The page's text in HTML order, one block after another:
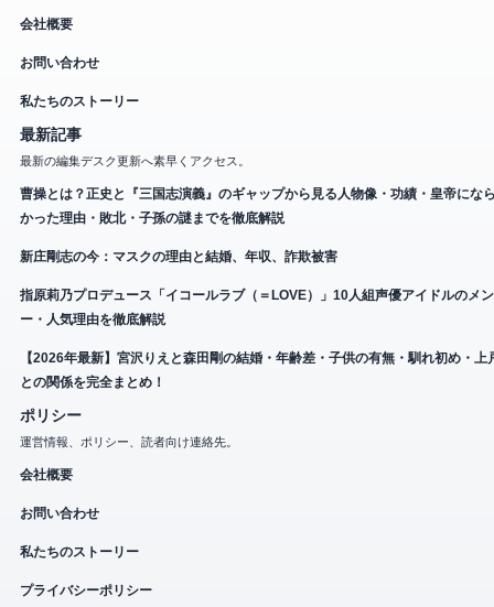
会社概要
お問い合わせ
私たちのストーリー
最新記事
最新の編集デスク更新へ素早くアクセス。
曹操とは？正史と『三国志演義』のギャップから見る人物像・功績・皇帝にな
かった理由・敗北・子孫の謎までを徹底解説
新庄剛志の今：マスクの理由と結婚、年収、詐欺被害
指原莉乃プロデュース「イコールラブ（＝LOVE）」10人組声優アイドルのメ
ー・人気理由を徹底解説
【2026年最新】宮沢りえと森田剛の結婚・年齢差・子供の有無・馴れ初め・上
との関係を完全まとめ！
ポリシー
運営情報、ポリシー、読者向け連絡先。
会社概要
お問い合わせ
私たちのストーリー
プライバシーポリシー